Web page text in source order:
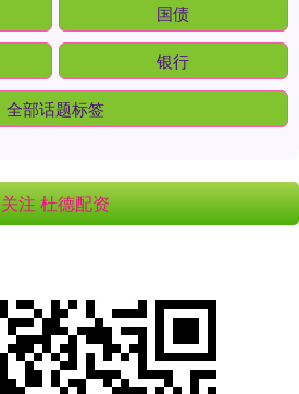
国债
银行
全部话题标签
关注 杜德配资